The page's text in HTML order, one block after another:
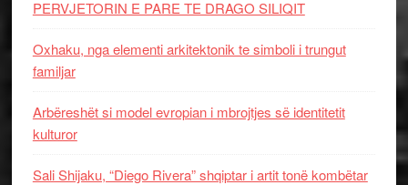
PERVJETORIN E PARE TE DRAGO SILIQIT
Oxhaku, nga elementi arkitektonik te simboli i trungut
familjar
Arbëreshët si model evropian i mbrojtjes së identitetit
kulturor
Sali Shijaku, “Diego Rivera” shqiptar i artit tonë kombëtar